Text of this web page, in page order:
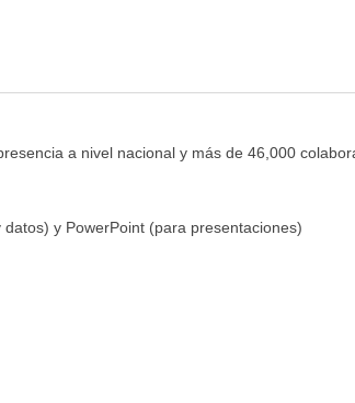
a nivel nacional y más de 46,000
y PowerPoint (para presentaciones)